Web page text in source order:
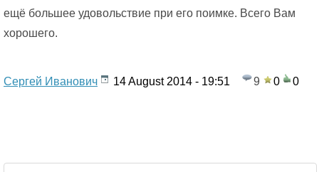
ещё большее удовольствие при его поимке. Всего Вам
хорошего.
Сергей Иванович 14 August 2014 - 19:51 9 0 0